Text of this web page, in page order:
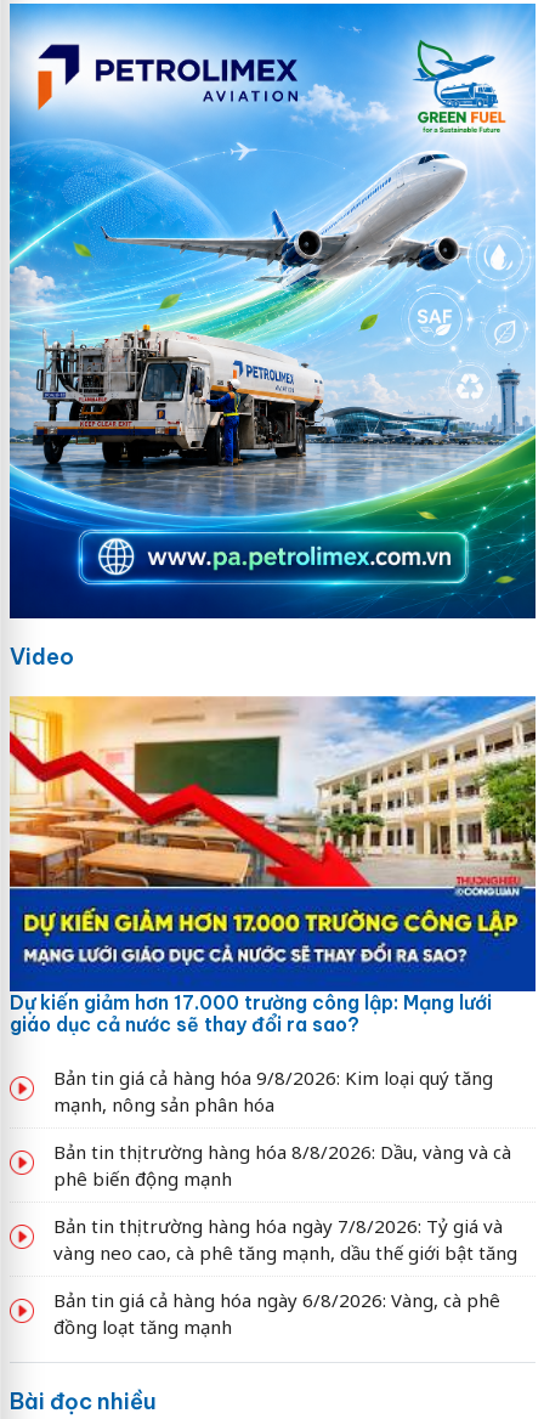
Video
Dự kiến giảm hơn 17.000 trường công lập: Mạng lưới
giáo dục cả nước sẽ thay đổi ra sao?
Bản tin giá cả hàng hóa 9/8/2026: Kim loại quý tăng
mạnh, nông sản phân hóa
Bản tin thị trường hàng hóa 8/8/2026: Dầu, vàng và cà
phê biến động mạnh
Bản tin thị trường hàng hóa ngày 7/8/2026: Tỷ giá và
vàng neo cao, cà phê tăng mạnh, dầu thế giới bật tăng
Bản tin giá cả hàng hóa ngày 6/8/2026: Vàng, cà phê
đồng loạt tăng mạnh
Bài đọc nhiều